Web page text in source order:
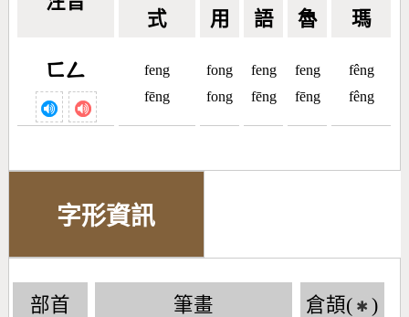
式 用 語 魯 瑪
ㄈㄥ
feng
fēng
fong
fong
feng
fēng
feng
fēng
fêng
fêng
字形資訊
部首 筆畫 倉頡( ✱ )